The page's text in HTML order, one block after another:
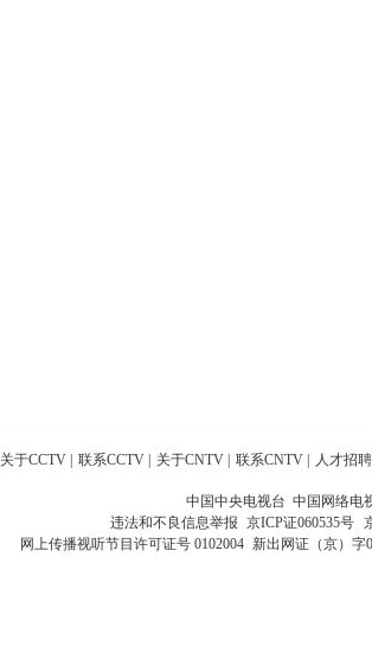
关于CCTV 联系CCTV 关于CNTV 联系CNTV 人才招聘
中国中央电视台 中国网络电
违法和不良信息举报 京ICP证060535号
网上传播视听节目许可证号 0102004 新出网证（京）